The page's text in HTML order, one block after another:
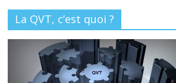
La QVT, c’est quoi ?